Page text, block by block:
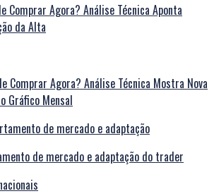
Comprar Agora? Análise Técnica Aponta
da Alta
Comprar Agora? Análise Técnica Mostra Nova
Gráfico Mensal
de mercado e adaptação do trader